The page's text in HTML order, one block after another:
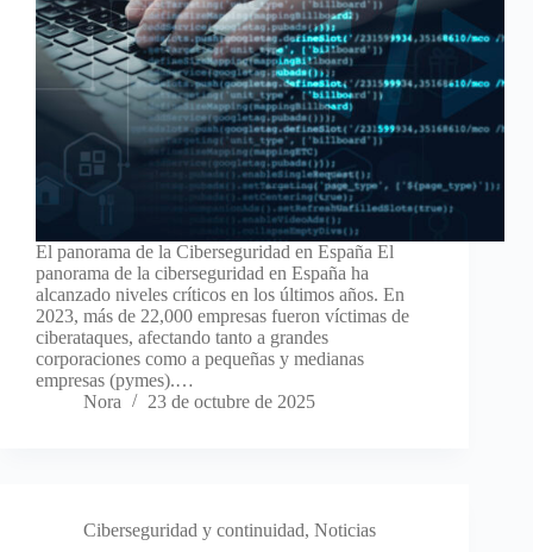
El panorama de la Ciberseguridad en España El
panorama de la ciberseguridad en España ha
alcanzado niveles críticos en los últimos años. En
2023, más de 22,000 empresas fueron víctimas de
ciberataques, afectando tanto a grandes
corporaciones como a pequeñas y medianas
empresas (pymes).…
Nora
23 de octubre de 2025
Ciberseguridad y continuidad, Noticias